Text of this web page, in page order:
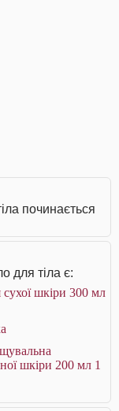
починається
для тіла є:
сухої шкіри 300 мл
шкіри 200 мл 1